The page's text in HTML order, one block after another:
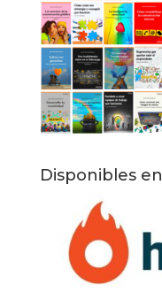
Disponibles en